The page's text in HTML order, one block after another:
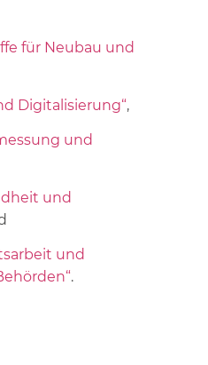
für Neubau und
Digitalisierung“,
und
und
und
.